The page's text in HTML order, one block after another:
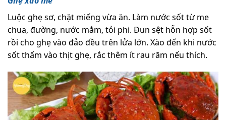
Luộc ghẹ sơ, chặt miếng vừa ăn. Làm nước sốt từ me
chua, đường, nước mắm, tỏi phi. Đun sệt hỗn hợp sốt
rồi cho ghẹ vào đảo đều trên lửa lớn. Xào đến khi nước
sốt thấm vào thịt ghẹ, rắc thêm ít rau răm nếu thích.